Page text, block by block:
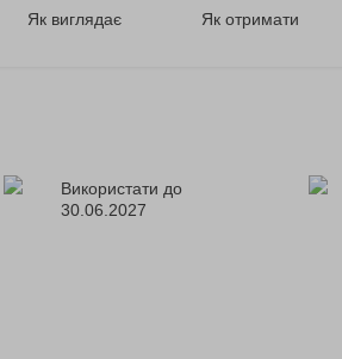
Як виглядає Як отримати
Використати до
30.06.2027